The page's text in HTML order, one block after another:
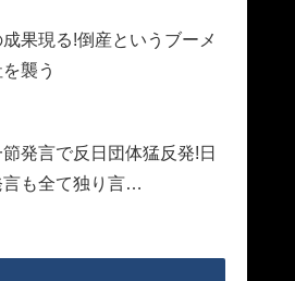
果現る!倒産というブーメ
襲う
発言で反日団体猛反発!日
言も全て独り言…